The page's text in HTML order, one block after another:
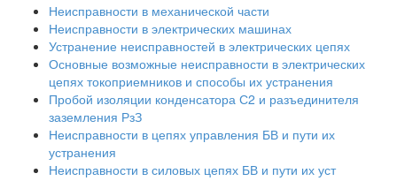
Неисправности в механической части
Неисправности в электрических машинах
Устранение неисправностей в электрических цепях
Основные возможные неисправности в электрических
цепях токоприемников и способы их устранения
Пробой изоляции конденсатора С2 и разъединителя
заземления РзЗ
Неисправности в цепях управления БВ и пути их
устранения
Неисправности в силовых цепях БВ и пути их уст